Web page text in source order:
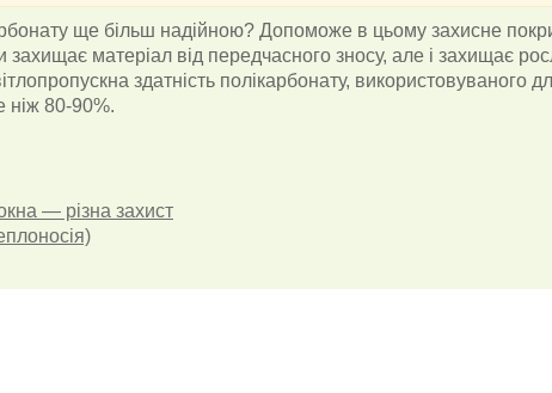
ще більш надійною? Допоможе в цьому захисне
захищає матеріал від передчасного зносу, але і захищає
здатність полікарбонату, використовуваного
ніж 80-90%.
— різна захист